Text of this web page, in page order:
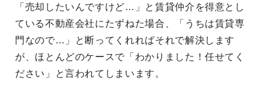
「売却したいんですけど…」と賃貸仲介を得意とし
ている不動産会社にたずねた場合、「うちは賃貸専
門なので…」と断ってくれればそれで解決します
が、ほとんどのケースで「わかりました！任せてく
ださい」と言われてしまいます。